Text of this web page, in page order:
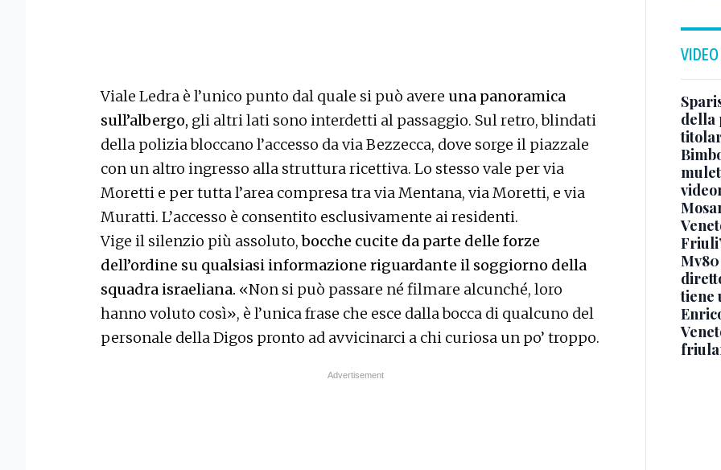
Viale Ledra è l’unico punto dal quale si può avere una panoramica
sull’albergo, gli altri lati sono interdetti al passaggio. Sul retro, blindati
della polizia bloccano l’accesso da via Bezzecca, dove sorge il piazzale
con un altro ingresso alla struttura ricettiva. Lo stesso vale per via
Moretti e per tutta l’area compresa tra via Mentana, via Moretti, e via
Muratti. L’accesso è consentito esclusivamente ai residenti.
Vige il silenzio più assoluto,bocche cucite da parte delle forze
dell’ordine su qualsiasi informazione riguardante il soggiorno della
squadra israeliana. «Non si può passare né filmare alcunché, loro
hanno voluto così», è l’unica frase che esce dalla bocca di qualcuno del
personale della Digos pronto ad avvicinarci a chi curiosa un po’ troppo.
VIDEO
della
tiene